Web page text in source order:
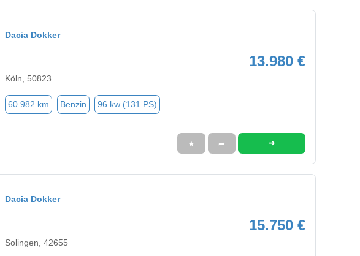
Dacia Dokker
13.980 €
Köln, 50823
60.982 km Benzin 96 kw (131 PS)
★ ➦ ➜
Dacia Dokker
15.750 €
Solingen, 42655